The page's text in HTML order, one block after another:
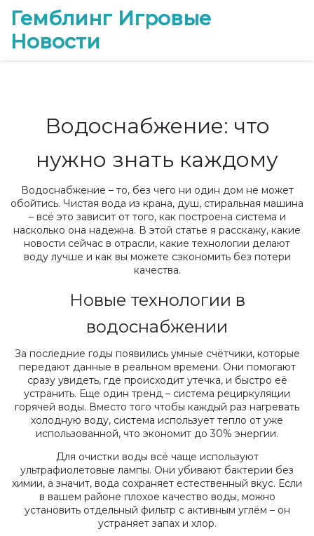
Гемблинг Игровые
Новости
Водоснабжение: что
нужно знать каждому
Водоснабжение – то, без чего ни один дом не может
обойтись. Чистая вода из крана, душ, стиральная машина
– всё это зависит от того, как построена система и
насколько она надежна. В этой статье я расскажу, какие
новости сейчас в отрасли, какие технологии делают
воду лучше и как вы можете сэкономить без потери
качества.
Новые технологии в
водоснабжении
За последние годы появились умные счётчики, которые
передают данные в реальном времени. Они помогают
сразу увидеть, где происходит утечка, и быстро её
устранить. Еще один тренд – система рециркуляции
горячей воды. Вместо того чтобы каждый раз нагревать
холодную воду, система использует тепло от уже
использованной, что экономит до 30% энергии.
Для очистки воды всё чаще используют
ультрафиолетовые лампы. Они убивают бактерии без
химии, а значит, вода сохраняет естественный вкус. Если
в вашем районе плохое качество воды, можно
установить отдельный фильтр с активным углём – он
устраняет запах и хлор.